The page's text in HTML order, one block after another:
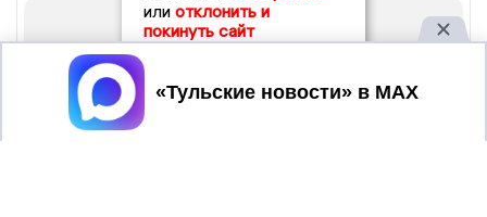
или отклонить и
покинуть сайт
Принять